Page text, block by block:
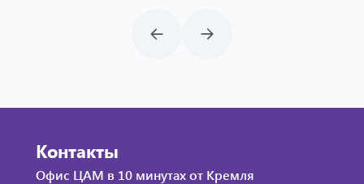
Контакты
Офис ЦАМ в 10 минутах от Кремля